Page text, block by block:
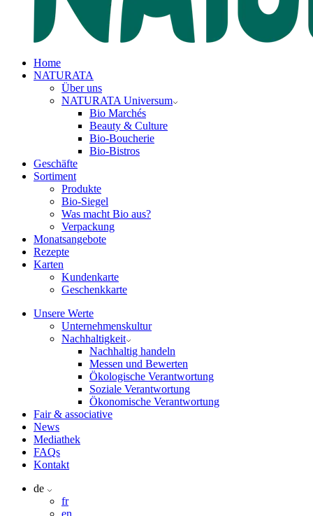
Home
NATURATA
Über uns
NATURATA Universum
Bio Marchés
Beauty & Culture
Bio-Boucherie
Bio-Bistros
Geschäfte
Sortiment
Produkte
Bio-Siegel
Was macht Bio aus?
Verpackung
Monatsangebote
Rezepte
Karten
Kundenkarte
Geschenkkarte
Unsere Werte
Unternehmenskultur
Nachhaltigkeit
Nachhaltig handeln
Messen und Bewerten
Ökologische Verantwortung
Soziale Verantwortung
Ökonomische Verantwortung
Fair & associative
News
Mediathek
FAQs
Kontakt
de
fr
en